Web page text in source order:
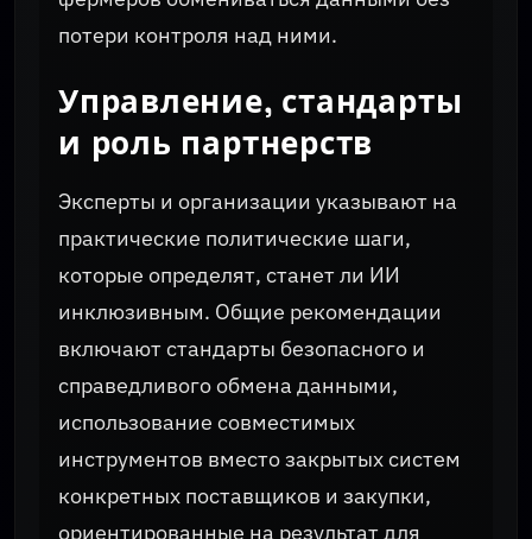
потери контроля над ними.
Управление, стандарты
и роль партнерств
Эксперты и организации указывают на
практические политические шаги,
которые определят, станет ли ИИ
инклюзивным. Общие рекомендации
включают стандарты безопасного и
справедливого обмена данными,
использование совместимых
инструментов вместо закрытых систем
конкретных поставщиков и закупки,
ориентированные на результат для